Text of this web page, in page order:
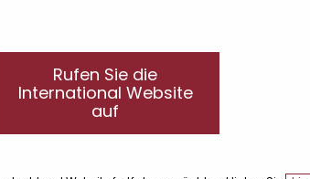
Rufen Sie die
International Website
auf
Professionelles Haar-
Verwandeln Sie Ihre Styling-Routine in ein
Glätteisen. Entworfen für Perfektion und
um jedes Mal einen makellosen Look zu erzielen.